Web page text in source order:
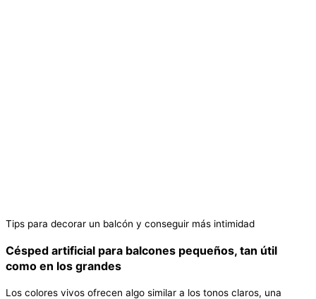
Tips para decorar un balcón y conseguir más intimidad
Césped artificial para balcones pequeños, tan útil
como en los grandes
Los colores vivos ofrecen algo similar a los tonos claros, una